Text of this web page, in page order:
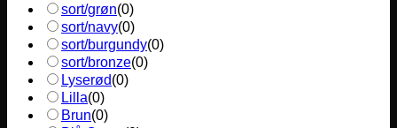
sort/grøn(0)
sort/navy(0)
sort/burgundy(0)
sort/bronze(0)
Lyserød(0)
Lilla(0)
Brun(0)